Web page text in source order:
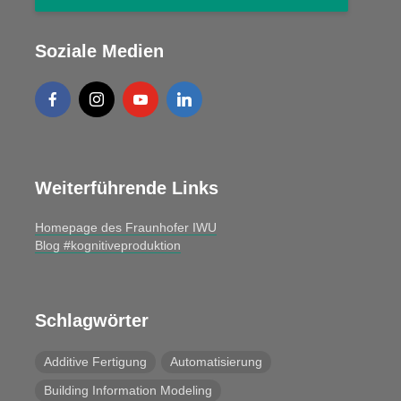
Soziale Medien
Weiterführende Links
Homepage des Fraunhofer IWU
Blog #kognitiveproduktion
Schlagwörter
Additive Fertigung
Automatisierung
Building Information Modeling